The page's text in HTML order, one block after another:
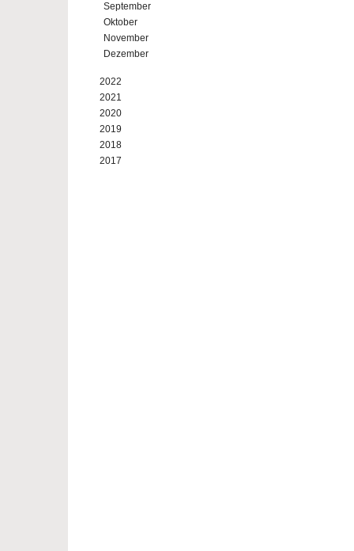
September
Oktober
November
Dezember
2022
2021
2020
2019
2018
2017